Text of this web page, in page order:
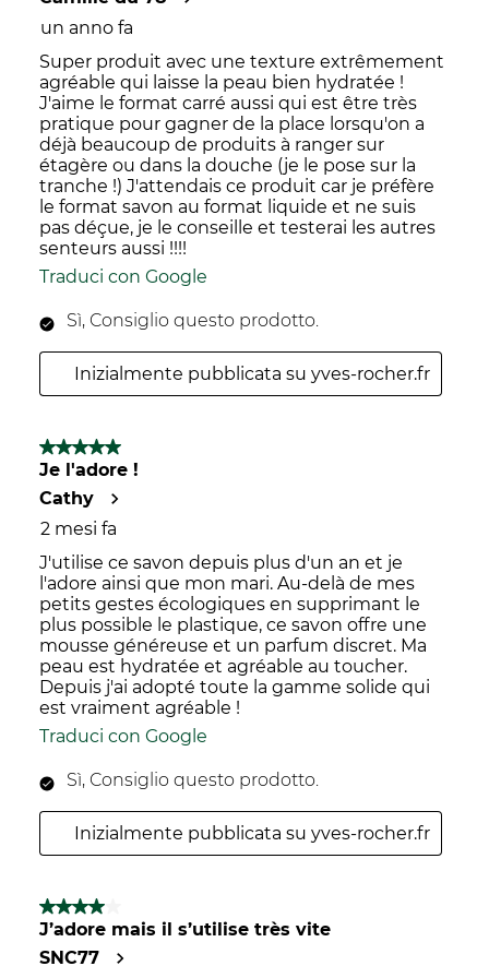
un anno fa
Super produit avec une texture extrêmement
agréable qui laisse la peau bien hydratée !
J'aime le format carré aussi qui est être très
pratique pour gagner de la place lorsqu'on a
déjà beaucoup de produits à ranger sur
étagère ou dans la douche (je le pose sur la
tranche !) J'attendais ce produit car je préfère
le format savon au format liquide et ne suis
pas déçue, je le conseille et testerai les autres
senteurs aussi !!!!
Traduci con Google
Sì, Consiglio questo prodotto.
Inizialmente pubblicata su yves-rocher.fr
5 su 5 stelle.
Je l'adore !
Cathy
2 mesi fa
J'utilise ce savon depuis plus d'un an et je
l'adore ainsi que mon mari. Au-delà de mes
petits gestes écologiques en supprimant le
plus possible le plastique, ce savon offre une
mousse généreuse et un parfum discret. Ma
peau est hydratée et agréable au toucher.
Depuis j'ai adopté toute la gamme solide qui
est vraiment agréable !
Traduci con Google
Sì, Consiglio questo prodotto.
Inizialmente pubblicata su yves-rocher.fr
4 su 5 stelle.
J’adore mais il s’utilise très vite
SNC77